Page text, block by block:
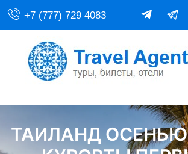
+7 (777) 729 4083
ТАИЛАНД